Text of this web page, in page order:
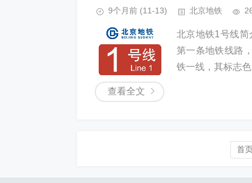
9个月前 (11-13) 北京地铁
北京地铁1号线
第一条地铁线路
铁一线，其标志
查看全文
首